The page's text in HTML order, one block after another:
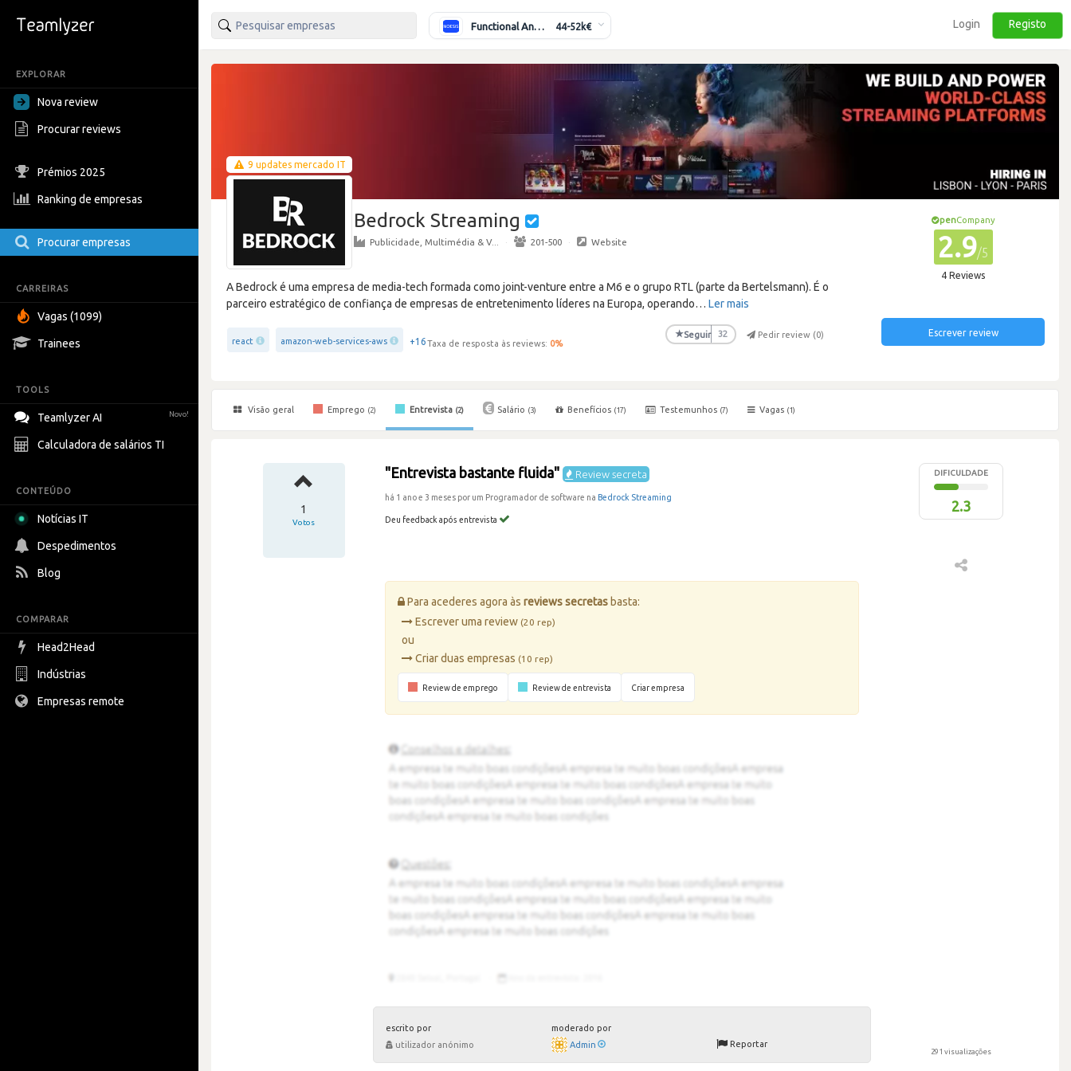
EXPLORAR
Nova review
Procurar reviews
Prémios 2025
Ranking de empresas
Procurar empresas
CARREIRAS
Vagas (1099)
Trainees
TOOLS
Teamlyzer AI Novo!
Calculadora de salários TI
CONTEÚDO
Notícias IT
Despedimentos
Blog
COMPARAR
Head2Head
Indústrias
Empresas remote
Functional Analyst (Banking) 44-52k€ Login Registo
9 updates mercado IT
Bedrock Streaming
Publicidade, Multimédia & V... · 201-500 · Website
A Bedrock é uma empresa de media-tech formada como joint-venture entre a M6 e o grupo RTL (parte da Bertelsmann). É o
parceiro estratégico de confiança de empresas de entretenimento líderes na Europa, operando… Ler mais
react amazon-web-services-aws +16Taxa de resposta às reviews: 0%
★Seguir 32 Pedir review (0)
penCompany
2.9/5
4 Reviews
Escrever review
Visão geral Emprego (2) Entrevista (2) Salário (3) Benefícios (17) Testemunhos (7) Vagas (1)
1
Votos
"Entrevista bastante fluida" Review secreta
há 1 ano e 3 meses por um Programador de software na Bedrock Streaming
Deu feedback após entrevista
DIFICULDADE
2.3
Para acederes agora àsreviews secretas basta:
Escrever uma review(20 rep)
ou
Criar duas empresas(10 rep)
Review de emprego Review de entrevista Criar empresa
escrito por
utilizador anónimo
moderado por
Admin
Reportar
291 visualizações